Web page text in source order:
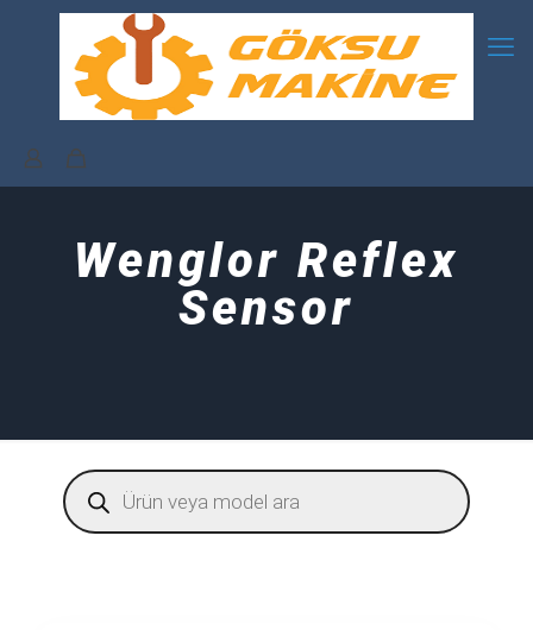
Wenglor Reflex
Sensor
Products
search